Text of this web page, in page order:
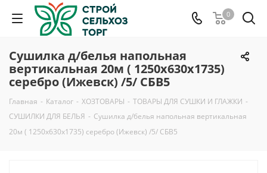
0
Сушилка д/белья напольная
вертикальная 20м ( 1250х630х1735)
серебро (Ижевск) /5/ СБВ5
Главная - Каталог - ХОЗТОВАРЫ - ТОВАРЫ ДЛЯ СУШКИ И ГЛАЖКИ -
СУШИЛКИ ДЛЯ БЕЛЬЯ - Сушилка д/белья напольная вертикальная
20м ( 1250х630х1735) серебро (Ижевск) /5/ СБВ5